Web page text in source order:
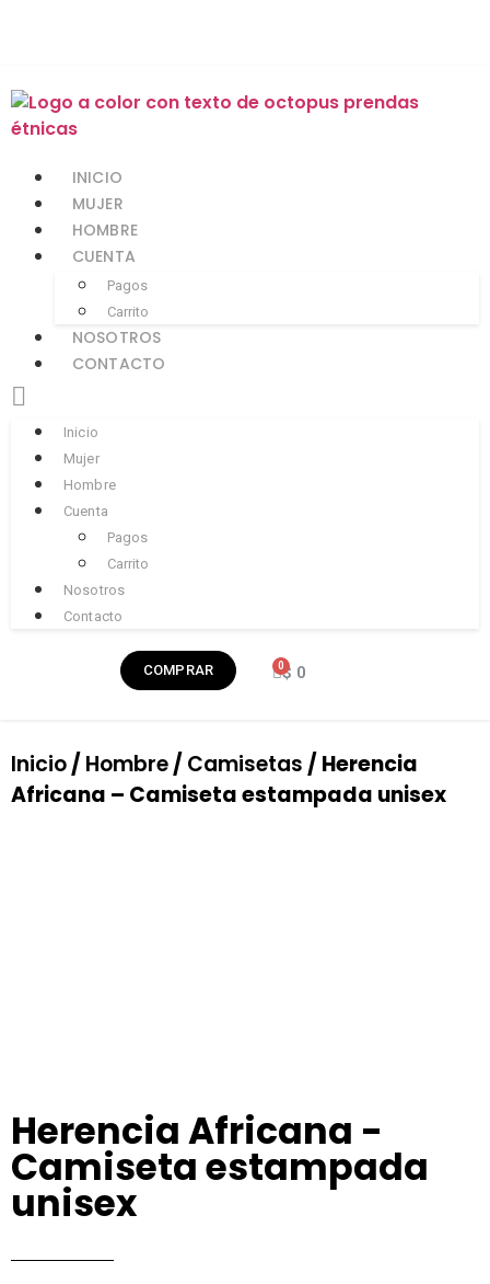
INICIO
MUJER
HOMBRE
CUENTA
Pagos
Carrito
NOSOTROS
CONTACTO
Inicio
Mujer
Hombre
Cuenta
Pagos
Carrito
Nosotros
Contacto
COMPRAR $ 0
Inicio/ Hombre/ Camisetas / Herencia
Africana – Camiseta estampada unisex
Herencia Africana -
Camiseta estampada
unisex